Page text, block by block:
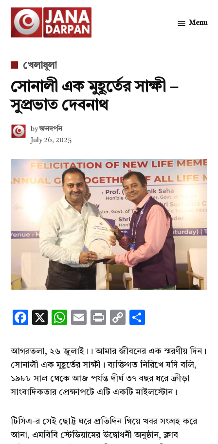
Skip
content
Menu
POSTED
IN
খেলাধুলা
সোনালী এক মুহূর্তের সাক্ষী –
সুপ্রভাত দেবনাথ
by জনদর্পন
July 26, 2025
Facebook
X WhatsApp
EmailPrintCopy
আগরতলা, ২৬ জুলাই।। আমার জীবনের এক স্মরণীয় দিন।
সোনালী এক মুহূর্তের সাক্ষী। ব্যক্তিগত নিরিখে যদি বলি,
১৯৮৮ সাল থেকে আজ পর্যন্ত দীর্ঘ ৩৭ বছর ধরে ক্রীড়া
সাংবাদিকতার প্রেক্ষাপটে এটি একটি মাইলস্টোন।
টিসিএ-র সেই ছোট্ট ঘরে প্রতিদিন গিয়ে খবর সংগ্রহ করে
আনা, এমবিবি স্টেডিয়ামের উদ্বোধনী অনুষ্ঠান, ক্লাব